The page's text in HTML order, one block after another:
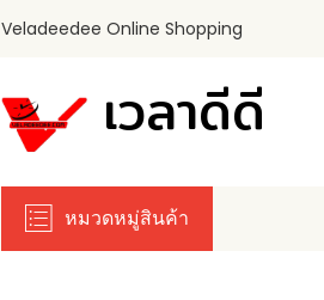
Veladeedee Online Shopping
เวลาดีดี
หมวดหมู่สินค้า